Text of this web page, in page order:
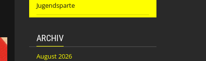
Jugendsparte
ARCHIV
August 2026